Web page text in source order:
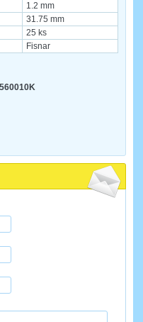
1.2 mm
31.75 mm
25 ks
Fisnar